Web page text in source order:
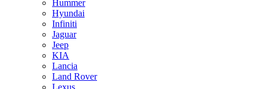
Hummer
Hyundai
Infiniti
Jaguar
Jeep
KIA
Lancia
Land Rover
Lexus